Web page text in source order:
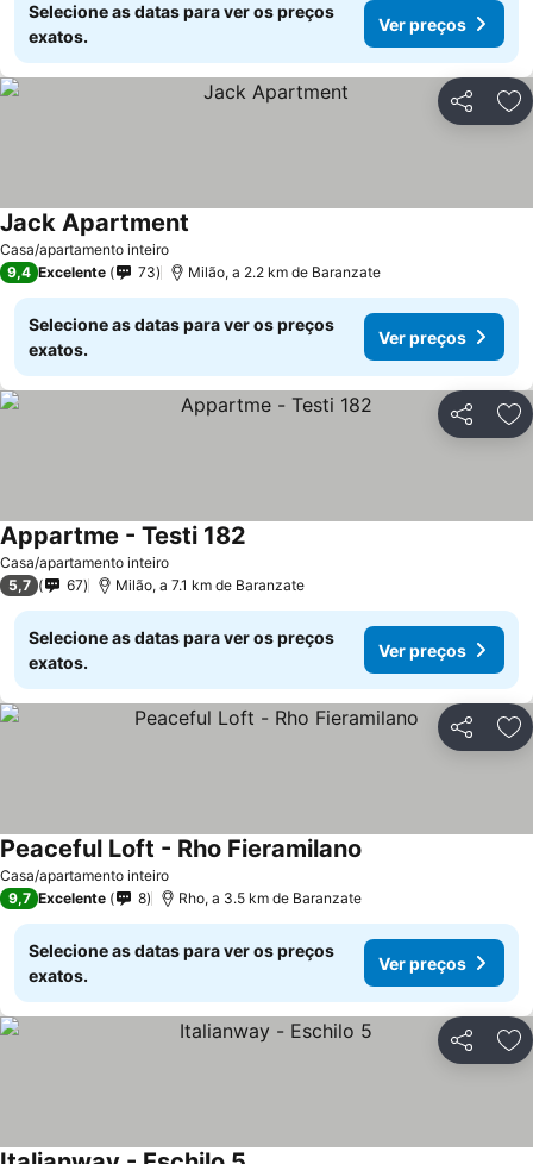
Selecione as datas para ver os preços
exatos.
Ver preços
Partilhar
Casa/apartamento inteiro
Jack Apartment
9,4 Excelente 73 Milão, a 2.2 km de Baranzate
Selecione as datas para ver os preços
exatos.
Ver preços
Partilhar
Casa/apartamento inteiro
Appartme - Testi 182
5,7 67 Milão, a 7.1 km de Baranzate
Selecione as datas para ver os preços
exatos.
Ver preços
Partilhar
Casa/apartamento inteiro
Peaceful Loft - Rho Fieramilano
9,7 Excelente 8 Rho, a 3.5 km de Baranzate
Selecione as datas para ver os preços
exatos.
Ver preços
Partilhar